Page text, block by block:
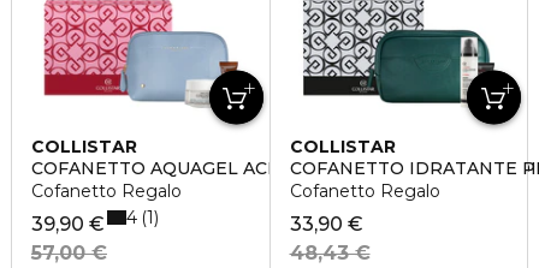
COLLISTAR
COFANETTO AQUAGEL ACIDO IALURONICO + CERAMIDI
Cofanetto Regalo
39,90 €
57,00 €
4 1
COLLISTAR
COFANETTO IDRATANTE
Cofanetto Regalo
33,90 €
48,43 €